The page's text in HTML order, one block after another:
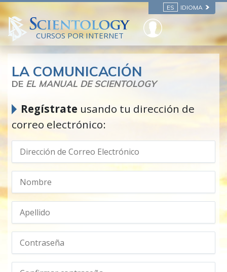
ES IDIOMA
CURSOS POR INTERNET
LA COMUNICACIÓN
DE EL MANUAL DE SCIENTOLOGY
Regístrate usando tu dirección de
correo electrónico: